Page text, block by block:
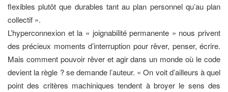
flexibles plutôt que durables tant au plan personnel qu’au plan
collectif ».
L’hyperconnexion et la « joignabilité permanente » nous privent
des précieux moments d’interruption pour rêver, penser, écrire.
Mais comment pouvoir rêver et agir dans un monde où le code
devient la règle ? se demande l’auteur. « On voit d’ailleurs à quel
point des critères machiniques tendent à broyer le sens des